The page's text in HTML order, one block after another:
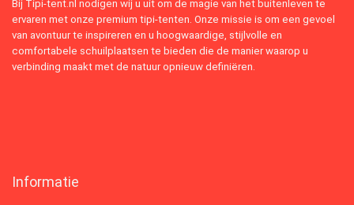
Bij Tipi-tent.nl nodigen wij u uit om de magie van het buitenleven te
ervaren met onze premium tipi-tenten. Onze missie is om een gevoel
van avontuur te inspireren en u hoogwaardige, stijlvolle en
comfortabele schuilplaatsen te bieden die de manier waarop u
verbinding maakt met de natuur opnieuw definiëren.
Informatie